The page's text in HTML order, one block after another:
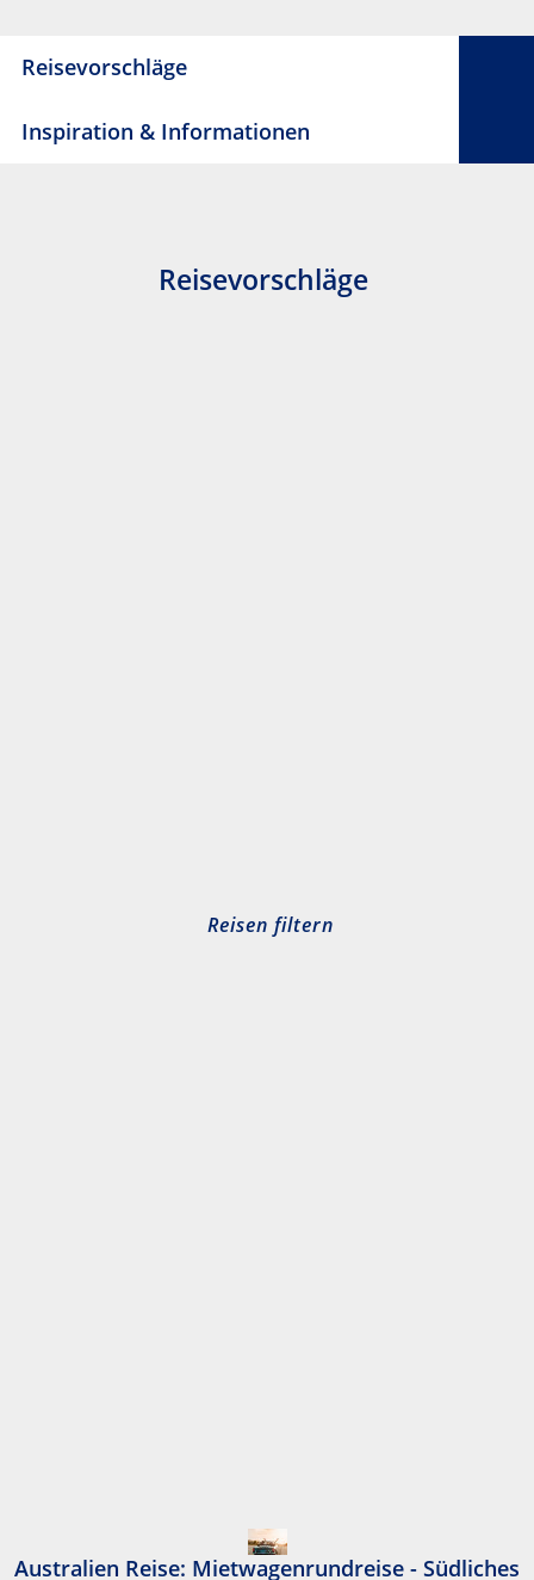
Reisevorschläge
Inspiration & Informationen
Reisevorschläge
Reisen filtern
Australien Reise: Mietwagenrundreise - Südliches